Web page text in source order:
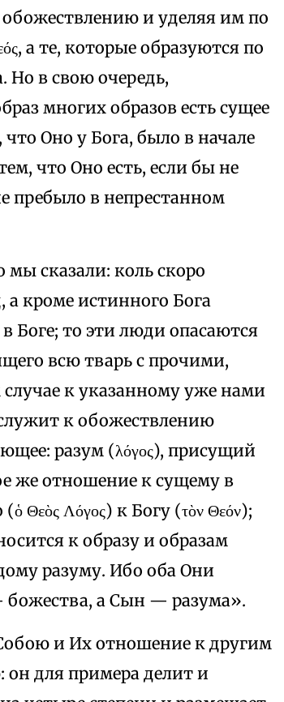
и уделяя им по
а те, которые образуются по
Но в свою очередь,
многих образов есть сущее
что Оно у Бога, было в начале
что Оно есть, если бы не
пребыло в непрестанном
сказали: коль скоро
кроме истинного Бога
Боге; то эти люди опасаются
всю тварь с прочими,
к указанному уже нами
к обожествлению
разум (λόγος), присущий
же отношение к сущему в
Θεὸς Λόγος) к Богу (τὸν Θεόν);
к образу и образам
разуму. Ибо оба Они
божества, а Сын — разума».
и Их отношение к другим
для примера делит и